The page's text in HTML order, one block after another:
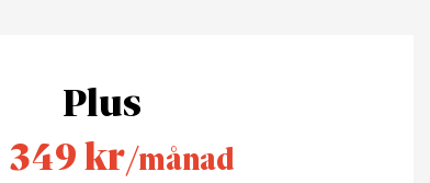
Plus
349 kr/månad